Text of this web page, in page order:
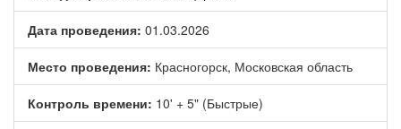
Дата проведения: 01.03.2026
Место проведения: Красногорск, Московская область
Контроль времени: 10' + 5" (Быстрые)